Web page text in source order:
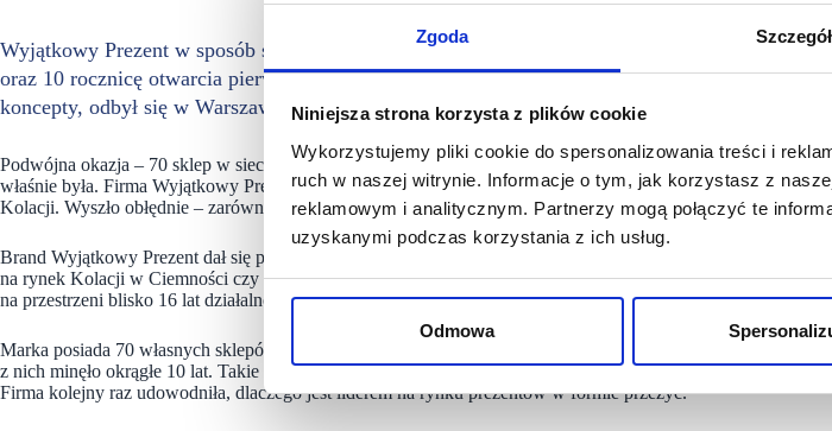
Zgoda
Niniejsza strona korzysta z plików cookie
Wykorzystujemy pliki cookie do spersonalizowania treści i
ruch w naszej witrynie. Informacje o tym, jak korzystasz z
reklamowym i analitycznym. Partnerzy mogą połączyć te
uzyskanymi podczas korzystania z ich usług.
Odmowa
Wyjątkowy Prezent w sposób szczególny celebrował dwie okazje – otwarcie 70 sklepu w swojej
oraz 10 rocznicę otwarcia pierwszego sklepu stacjonarnego. Specjalnie przygotowany event,
koncepty, odbył się w Warszawie, w restauracji Mokolove.
Podwójna okazja – 70 sklep w sieci własnej i rocznica otwarcia pierwszego sklepu sprawiły, że celebracja
właśnie była. Firma Wyjątkowy Prezent przygotowała połączenie swoich dwóch projektów kulinarnych –
Kolacji. Wyszło obłędnie – zarówno pod względem zabawy, jak i jedzenia.
Brand Wyjątkowy Prezent dał się poznać jako firma, która odważnie stawia na niekonwencjonalne
na rynek Kolacji w Ciemności czy samoobsługowych Voucheromatów to tylko część rozwiązań, na które
na przestrzeni blisko 16 lat działalności.
Marka posiada 70 własnych sklepów, umieszczonych w galeriach handlowych na terenie całego kraju, a od
z nich minęło okrągłe 10 lat. Takie okazje wymagały odpowiedniego podejścia. I jak przystało na tak
Firma kolejny raz udowodniła, dlaczego jest liderem na rynku prezentów w formie przeżyć.